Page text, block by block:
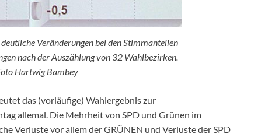
Veränderungen bei den Stimmanteilen
nach der Auszählung von 32 Wahlbezirken.
Hartwig Bambey
das (vorläufige) Wahlergebnis zur
allemal. Die Mehrheit von SPD und Grünen im
Verluste vor allem der GRÜNEN und Verluste der SPD